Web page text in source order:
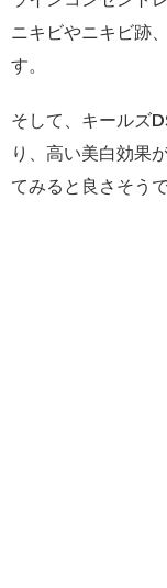
ニキビやニキビ跡
す。
そして、キールズ
り、高い美白効果
てみると良さそうで